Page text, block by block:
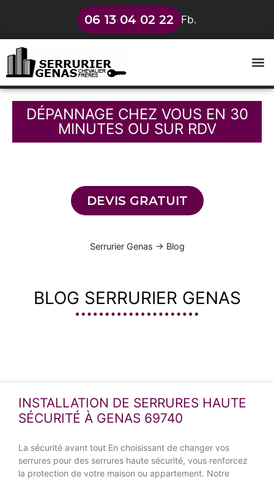
06 13 04 02 22 Fb.
DÉPANNAGE CHEZ VOUS EN 30
MINUTES OU SUR RDV
DEVIS GRATUIT
Serrurier Genas → Blog
BLOG SERRURIER GENAS
INSTALLATION DE SERRURES HAUTE
SÉCURITÉ À GENAS 69740
La sécurité avant tout En choisissant de changer vos
serrures pour des serrures haute sécurité, vous renforcez
la protection de votre maison ou appartement. Notre